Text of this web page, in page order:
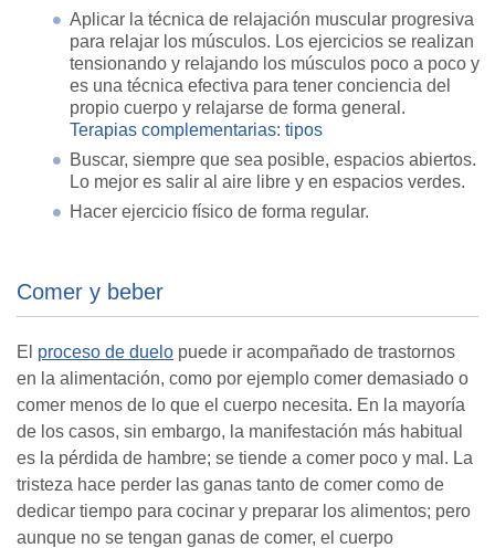
Aplicar la técnica de relajación muscular progresiva
para relajar los músculos. Los ejercicios se realizan
tensionando y relajando los músculos poco a poco y
es una técnica efectiva para tener conciencia del
propio cuerpo y relajarse de forma general.
Terapias complementarias: tipos
Buscar, siempre que sea posible, espacios abiertos.
Lo mejor es salir al aire libre y en espacios verdes.
Hacer ejercicio físico de forma regular.
Comer y beber
El proceso de duelo puede ir acompañado de trastornos
en la alimentación, como por ejemplo comer demasiado o
comer menos de lo que el cuerpo necesita. En la mayoría
de los casos, sin embargo, la manifestación más habitual
es la pérdida de hambre; se tiende a comer poco y mal. La
tristeza hace perder las ganas tanto de comer como de
dedicar tiempo para cocinar y preparar los alimentos; pero
aunque no se tengan ganas de comer, el cuerpo